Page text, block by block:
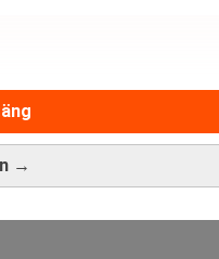
→
Thedéen att sänka
får riksbankschefen att ligga